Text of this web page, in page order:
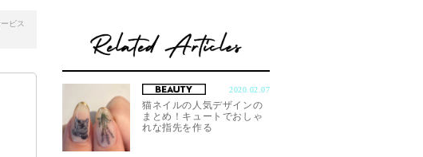
ビス
2020.02.07
猫ネイルの人気デザインの
まとめ！キュートでおしゃ
れな指先を作る